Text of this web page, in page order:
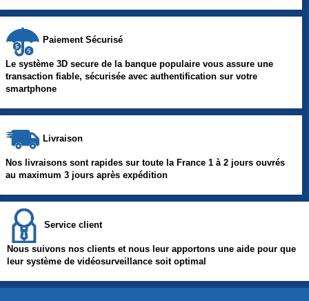
Paiement Sécurisé
Le système 3D secure de la banque populaire vous assure une
transaction fiable, sécurisée avec authentification sur votre
smartphone
Livraison
Nos livraisons sont rapides sur toute la France 1 à 2 jours ouvrés
au maximum 3 jours après expédition
Service client
Nous suivons nos clients et nous leur apportons une aide pour que
leur système de vidéosurveillance soit optimal